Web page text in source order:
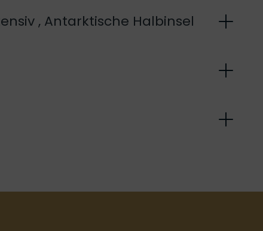
, Antarktische Halbinsel